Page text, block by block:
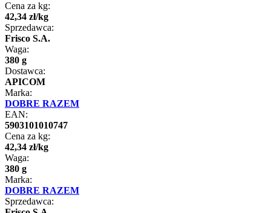
Cena za kg:
42,34 zł/kg
Sprzedawca:
Frisco S.A.
Waga:
380 g
Dostawca:
APICOM
Marka:
DOBRE RAZEM
EAN:
5903101010747
Cena za kg:
42,34 zł/kg
Waga:
380 g
Marka:
DOBRE RAZEM
Sprzedawca: